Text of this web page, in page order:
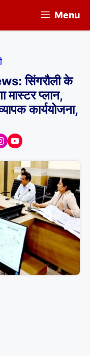
Menu
सिंगरौली के
मास्टर प्लान,
कार्ययोजना,